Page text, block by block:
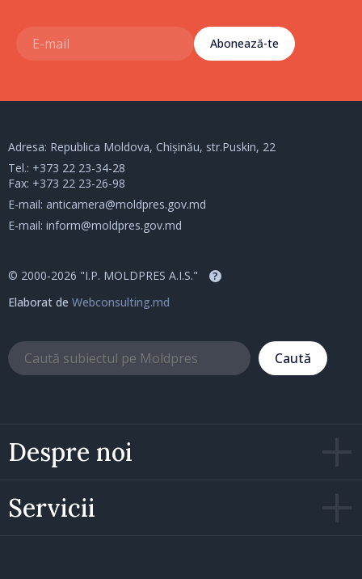
Abonează-te
Despre noi
Servicii
Adresa: Republica Moldova, Chișinău, str.Puskin, 22
Tel.: +373 22 23-34-28
Fax: +373 22 23-26-98
E-mail: anticamera@moldpres.gov.md
E-mail: inform@moldpres.gov.md
© 2000-2026 "I.P. MOLDPRES A.I.S." ?
Elaborat de Webconsulting.md
Caută